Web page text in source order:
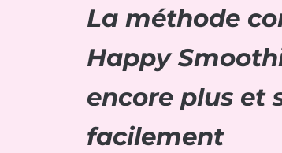
La méthode
Happy
encore plus et
facilement